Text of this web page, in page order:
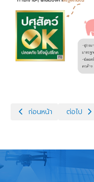
เนื้อหาก่อนหน้า: ออกหน่ว
ก่อนหน้า เนื้อหาถัด
ต่อไป